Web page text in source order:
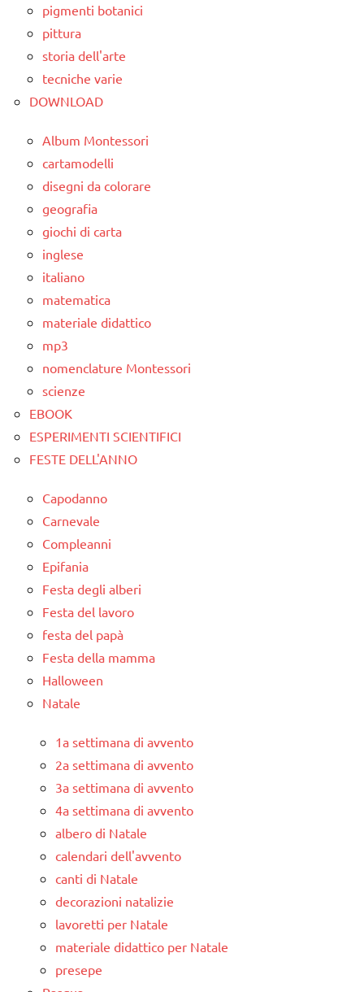
pigmenti botanici
pittura
storia dell'arte
tecniche varie
DOWNLOAD
Album Montessori
cartamodelli
disegni da colorare
geografia
giochi di carta
inglese
italiano
matematica
materiale didattico
mp3
nomenclature Montessori
scienze
EBOOK
ESPERIMENTI SCIENTIFICI
FESTE DELL'ANNO
Capodanno
Carnevale
Compleanni
Epifania
Festa degli alberi
Festa del lavoro
festa del papà
Festa della mamma
Halloween
Natale
1a settimana di avvento
2a settimana di avvento
3a settimana di avvento
4a settimana di avvento
albero di Natale
calendari dell'avvento
canti di Natale
decorazioni natalizie
lavoretti per Natale
materiale didattico per Natale
presepe